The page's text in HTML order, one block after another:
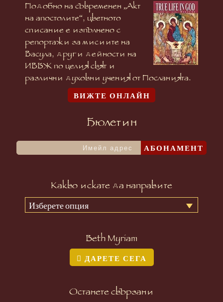
Подобно на съвременен „Акт
на апостолите“, цветното
списание е изпълнено с
репортажи за мисиите на
Васула, други дейности на
ИВБЖ по целия свят и
различни духовни учения от Посланията.
ВИЖТЕ ОНЛАЙН
Бюлетин
АБОНАМЕНТ
Какво искате да направите
Изберете опция
Beth Myriam
ДАРЕТЕ СЕГА
Останете свързани